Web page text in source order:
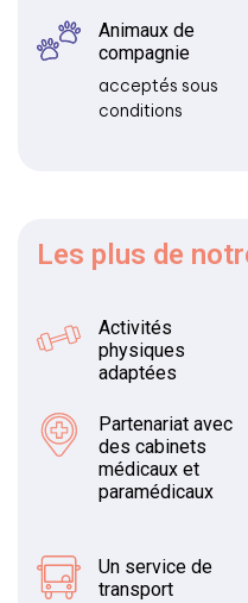
Animaux de
compagnie
acceptés sous
conditions
Les plus de
Activités
physiques
adaptées
Partenariat avec
des cabinets
médicaux et
paramédicaux
Un service de
transport